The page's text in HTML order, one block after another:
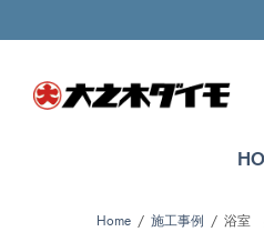
Home 施工事例 浴室